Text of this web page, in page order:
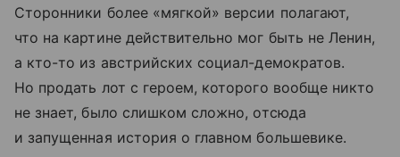
Сторонники более «мягкой» версии полагают,
что на картине действительно мог быть не Ленин,
а кто-то из австрийских социал-демократов.
Но продать лот с героем, которого вообще никто
не знает, было слишком сложно, отсюда
и запущенная история о главном большевике.